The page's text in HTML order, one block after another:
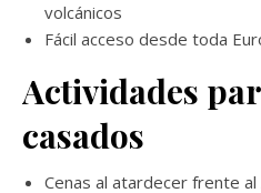
volcánicos
Fácil acceso desde toda
Actividades
casados
Cenas al atardecer frente al